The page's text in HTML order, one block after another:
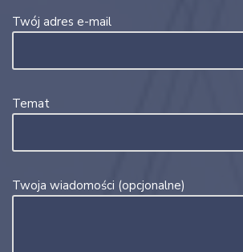
Twój adres e-mail
Temat
Twoja wiadomości (opcjonalne)